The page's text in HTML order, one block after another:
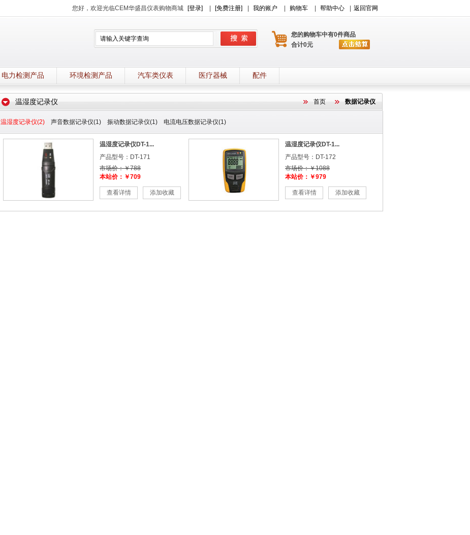
您好，欢迎光临CEM华盛昌仪表购物商城 [登录] [免费注册] 我的账户 购物车 帮助中心 返回官网
您的购物车中有0件商品
合计0元
电力检测产品 环境检测产品 汽车类仪表 医疗器械 配件
温湿度记录仪 首页 数据记录仪
温湿度记录仪(2) 声音数据记录仪(1) 振动数据记录仪(1) 电流电压数据记录仪(1)
温湿度记录仪DT-1...
产品型号：DT-171
市场价：￥788
本站价：￥709
查看详情 添加收藏
温湿度记录仪DT-1...
产品型号：DT-172
市场价：￥1088
本站价：￥979
查看详情 添加收藏